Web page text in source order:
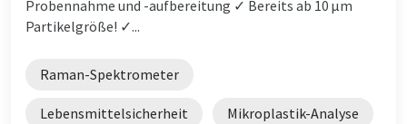
Probennahme und -aufbereitung ✓ Bereits ab 10 µm
Partikelgröße! ✓...
Raman-Spektrometer
Lebensmittelsicherheit Mikroplastik-Analyse